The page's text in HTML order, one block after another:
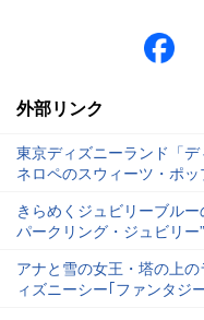
外部リンク
東京ディズニーランド「
ネロペのスウィーツ・ポ
きらめくジュビリーブル
パークリング・ジュビリー
アナと雪の女王・塔の上
ィズニーシー｢ファンタジ